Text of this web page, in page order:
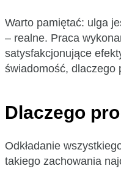
Warto pamiętać: ulga
– realne. Praca
satysfakcjonujące
świadomość, dlaczego
Dlaczego
Odkładanie
takiego zachowania